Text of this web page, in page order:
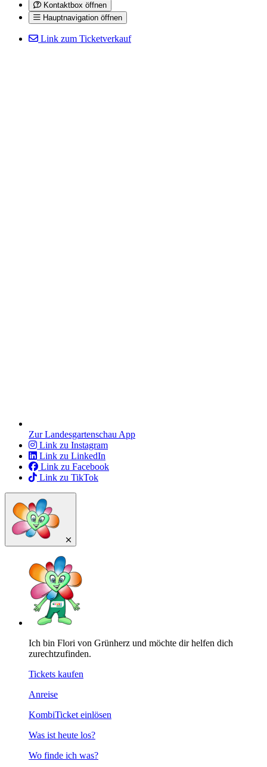
Kontaktbox öffnen
Hauptnavigation öffnen
Link zum Ticketverkauf
Zur Landesgartenschau App
Link zu Instagram
Link zu LinkedIn
Link zu Facebook
Link zu TikTok
Ich bin Flori von Grünherz und möchte dir helfen dich
zurechtzufinden.
Tickets kaufen
Anreise
KombiTicket einlösen
Was ist heute los?
Wo finde ich was?